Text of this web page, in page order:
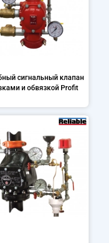
сигнальный клапан
и обвязкой Profit